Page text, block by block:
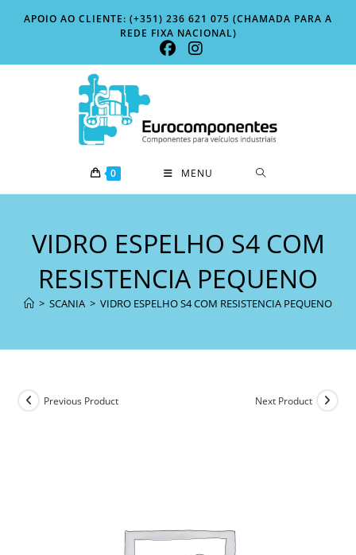
APOIO AO CLIENTE: (+351) 236 621 075 (CHAMADA PARA A
REDE FIXA NACIONAL)
0 MENU
VIDRO ESPELHO S4 COM
RESISTENCIA PEQUENO
> SCANIA > VIDRO ESPELHO S4 COM RESISTENCIA PEQUENO
Previous Product Next Product